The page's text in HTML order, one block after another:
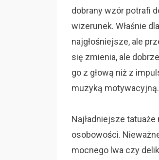
dobrany wzór potrafi
wizerunek. Właśnie
najgłośniejsze, ale
się zmienia, ale
go z głową niż z
muzyką motywacyjną.
Najładniejsze
osobowości.
mocnego lwa czy